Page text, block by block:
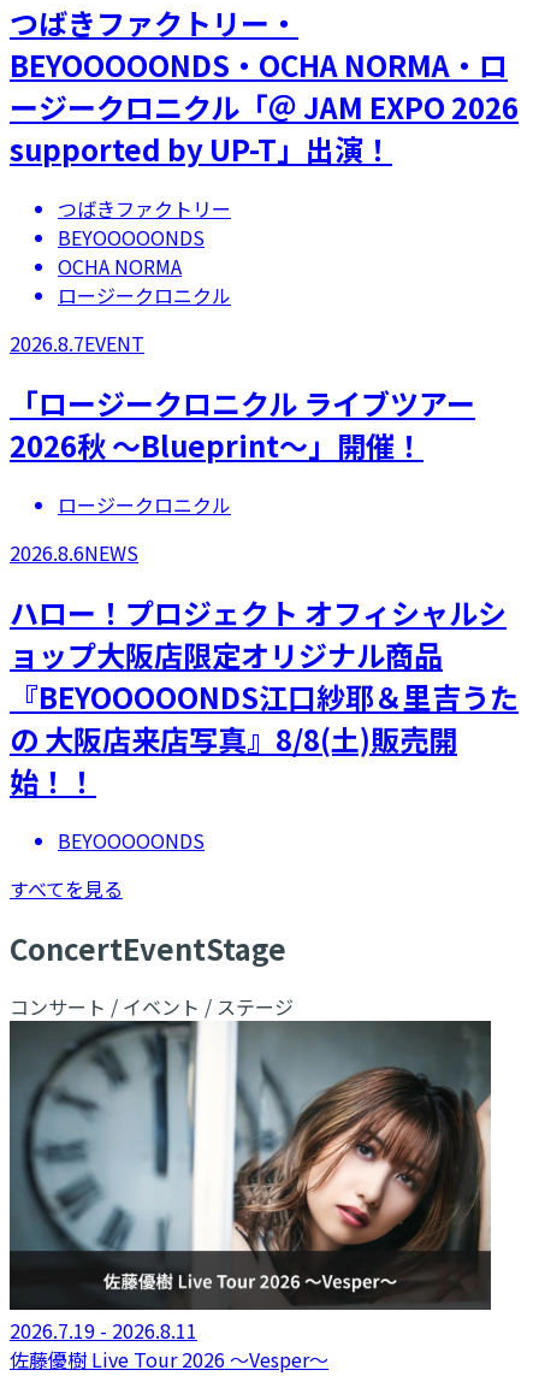
つばきファクトリー・
BEYOOOOONDS・OCHA NORMA・ロ
ージークロニクル「＠ JAM EXPO 2026
supported by UP-T」出演！
つばきファクトリー
BEYOOOOONDS
OCHA NORMA
ロージークロニクル
2026.8.7EVENT
「ロージークロニクル ライブツアー
2026秋 ～Blueprint～」開催！
ロージークロニクル
2026.8.6NEWS
ハロー！プロジェクト オフィシャルシ
ョップ大阪店限定オリジナル商品
『BEYOOOOONDS江口紗耶＆里吉うた
の 大阪店来店写真』8/8(土)販売開
始！！
BEYOOOOONDS
すべてを見る
ConcertEventStage
コンサート / イベント / ステージ
2026.7.19 - 2026.8.11
​佐藤優樹 Live Tour 2026 〜Vesper〜